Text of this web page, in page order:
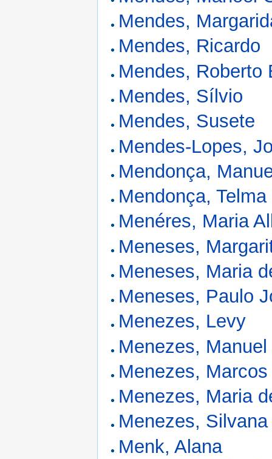
Mendes,
Mendes, Ricardo
Mendes, Roberto
Mendes, Sílvio
Mendes, Susete
Mendes-Lopes,
Mendonça,
Mendonça,
Menéres, Maria
Meneses,
Meneses, Maria
Meneses, Paulo
Menezes, Levy
Menezes, Manuel
Menezes, Marcos
Menezes, Maria
Menezes,
Menk, Alana